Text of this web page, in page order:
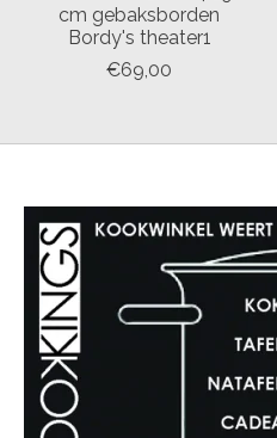
cm gebaksborden
Bordy's theater1
€69,00